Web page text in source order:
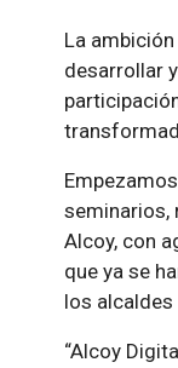
La
desarrollar
seminarios,
Alcoy, con
que ya se
los
“Alcoy